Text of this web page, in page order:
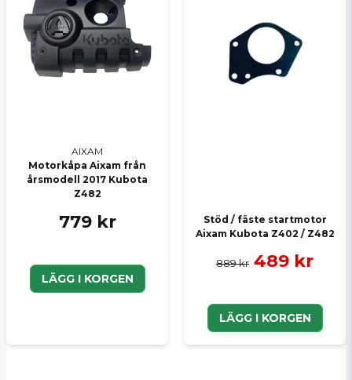
AIXAM
Motorkåpa Aixam från
årsmodell 2017 Kubota
Z482
779 kr
LÄGG I KORGEN
Stöd / fäste startmotor
Aixam Kubota Z402 / Z482
889 kr 489 kr
LÄGG I KORGEN